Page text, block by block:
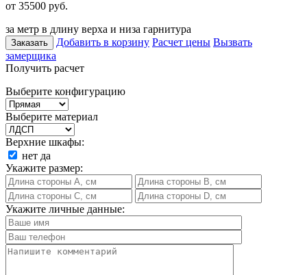
от 35500 руб.
за метр в длину верха и низа гарнитура
Заказать Добавить в корзину Расчет цены Вызвать
замерщика
Получить расчет
Выберите конфигурацию
Выберите материал
Верхние шкафы:
нет да
Укажите размер:
Укажите личные данные: